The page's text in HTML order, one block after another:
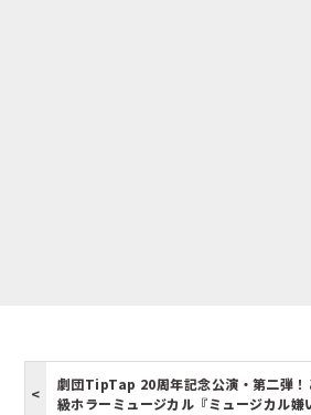
劇団TipTap 20周年記念公演・第二弾！
級ホラーミュージカル『ミュージカル嫌